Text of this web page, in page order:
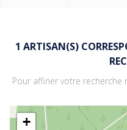
1 ARTISAN(S)
Pour affiner votre
+